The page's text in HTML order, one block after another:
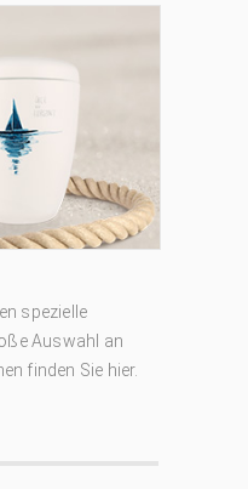
spezielle
Auswahl an
finden Sie hier.